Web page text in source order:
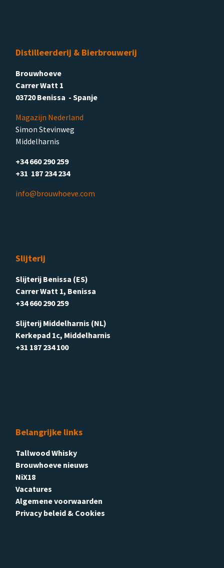
Distilleerderij & Bierbrouwerij
Brouwhoeve
Carrer Watt 1
03720 Benissa - Spanje
Magazijn Nederland
Simon Stevinweg
Middelharnis
+34 660 290 259
+31 187 234 234
info@brouwhoeve.com
Slijterij
Slijterij Benissa (ES)
Carrer Watt 1, Benissa
+34 660 290 259
Slijterij Middelharnis (NL)
Kerkepad 1c, Middelharnis
+31 187 234 100
Belangrijke links
Tallwood Whisky
Brouwhoeve nieuws
NiX18
Vacatures
Algemene voorwaarden
Privacy beleid & Cookies